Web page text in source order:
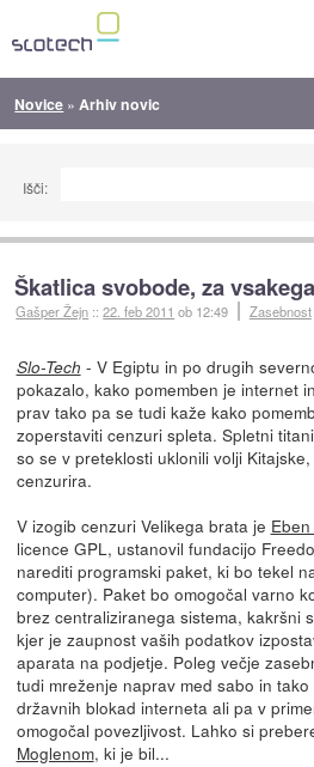
Novice » Arhiv novic
Išči:
Škatlica svobode, za vsakega
Gašper Žejn ::22. feb 2011 ob 12:49 Zasebnost
Slo-Tech - V Egiptu in po drugih
pokazalo, kako pomemben je internet
prav tako pa se tudi kaže kako
zoperstaviti cenzuri spleta. Spletni
so se v preteklosti uklonili volji
cenzurira.
V izogib cenzuri Velikega brata je
licence GPL, ustanovil fundacijo
narediti programski paket, ki bo tekel
computer). Paket bo omogočal varno
brez centraliziranega sistema, kakršni
kjer je zaupnost vaših podatkov
aparata na podjetje. Poleg večje
tudi mreženje naprav med sabo in
državnih blokad interneta ali pa v
omogočal povezljivost. Lahko si
Moglenom, ki je bil...